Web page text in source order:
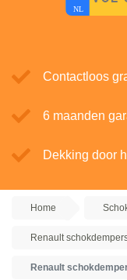
Contactloos
6 maanden
Dekking door
Home
Renault
Renault